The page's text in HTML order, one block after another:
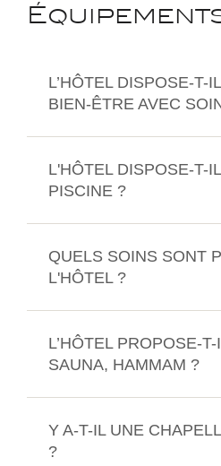
L’HÔTEL DISPOSE-T-
BIEN-ÊTRE AVEC
L'HÔTEL DISPOSE-T-
PISCINE ?
QUELS SOINS SONT
L'HÔTEL ?
L’HÔTEL PROPOSE-T-
SAUNA, HAMMAM ?
Y A-T-IL UNE
?